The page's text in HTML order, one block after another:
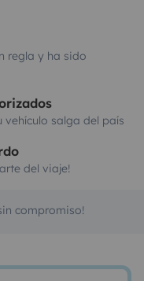
regla y ha sido
salga del país
del viaje!
compromiso!